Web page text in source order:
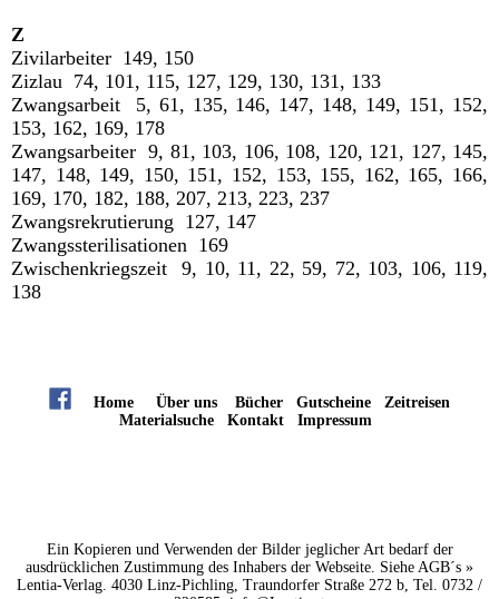
Z
Zivilarbeiter 149, 150
Zizlau 74, 101, 115, 127, 129, 130, 131, 133
Zwangsarbeit 5, 61, 135, 146, 147, 148, 149, 151, 152,
153, 162, 169, 178
Zwangsarbeiter 9, 81, 103, 106, 108, 120, 121, 127, 145,
147, 148, 149, 150, 151, 152, 153, 155, 162, 165, 166,
169, 170, 182, 188, 207, 213, 223, 237
Zwangsrekrutierung 127, 147
Zwangssterilisationen 169
Zwischenkriegszeit 9, 10, 11, 22, 59, 72, 103, 106, 119,
138
Home Über uns Bücher Gutscheine
Zeitreisen
Materialsuche
Kontakt Impressum
Ein Kopieren und Verwenden der Bilder jeglicher Art bedarf der
ausdrücklichen Zustimmung des Inhabers der Webseite. Siehe AGB´s »
Lentia-Verlag. 4030 Linz-Pichling, Traundorfer Straße 272 b, Tel. 0732 /